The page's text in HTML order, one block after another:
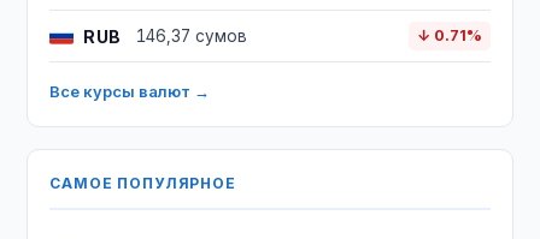
RUB 146,37 сумов ↓ 0.71%
Все курсы валют →
САМОЕ ПОПУЛЯРНОЕ